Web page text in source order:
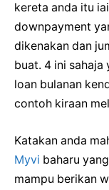
kereta anda itu
downpayment
dikenakan dan
buat. 4 ini sahaja
loan bulanan
contoh kiraan
Katakan anda
Myvi baharu
mampu berikan